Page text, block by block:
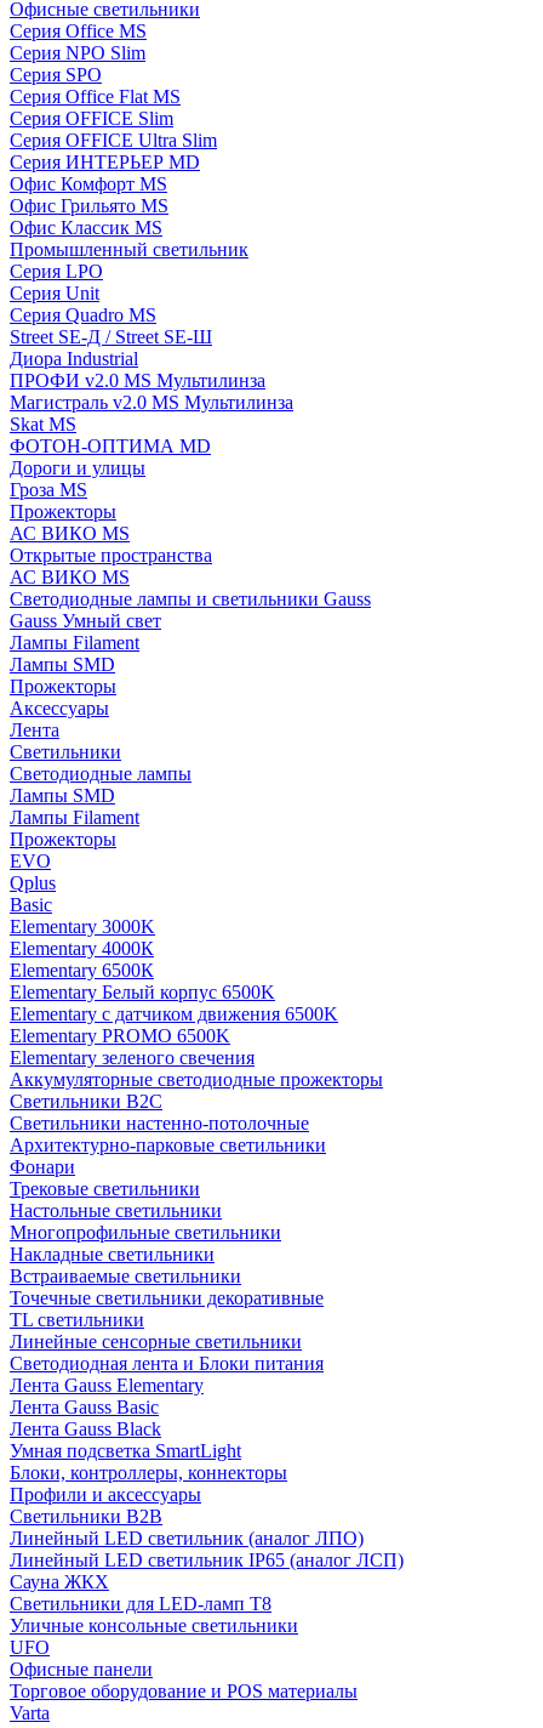
Офисные светильники
Серия Office MS
Серия NPO Slim
Серия SPO
Серия Office Flat MS
Серия OFFICE Slim
Серия OFFICE Ultra Slim
Серия ИНТЕРЬЕР MD
Офис Комфорт MS
Офис Грильято MS
Офис Классик MS
Промышленный светильник
Серия LPO
Серия Unit
Серия Quadro MS
Street SE-Д / Street SE-Ш
Диора Industrial
ПРОФИ v2.0 MS Мультилинза
Магистраль v2.0 MS Мультилинза
Skat MS
ФОТОН-ОПТИМА MD
Дороги и улицы
Гроза MS
Прожекторы
АС ВИКО MS
Открытые пространства
АС ВИКО MS
Светодиодные лампы и светильники Gauss
Gauss Умный свет
Лампы Filament
Лампы SMD
Прожекторы
Аксессуары
Лента
Светильники
Светодиодные лампы
Лампы SMD
Лампы Filament
Прожекторы
EVO
Qplus
Basic
Elementary 3000K
Elementary 4000К
Elementary 6500К
Elementary Белый корпус 6500K
Elementary с датчиком движения 6500K
Elementary PROMO 6500K
Elementary зеленого свечения
Аккумуляторные светодиодные прожекторы
Светильники B2C
Светильники настенно-потолочные
Архитектурно-парковые светильники
Фонари
Трековые светильники
Настольные светильники
Многопрофильные светильники
Накладные светильники
Встраиваемые светильники
Точечные светильники декоративные
TL светильники
Линейные сенсорные светильники
Светодиодная лента и Блоки питания
Лента Gauss Elementary
Лента Gauss Basic
Лента Gauss Black
Умная подсветка SmartLight
Блоки, контроллеры, коннекторы
Профили и аксессуары
Светильники B2B
Линейный LED светильник (аналог ЛПО)
Линейный LED светильник IP65 (аналог ЛСП)
Сауна ЖКХ
Светильники для LED-ламп T8
Уличные консольные светильники
UFO
Офисные панели
Торговое оборудование и POS материалы
Varta